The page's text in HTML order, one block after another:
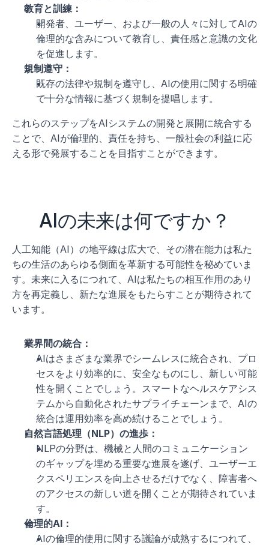
教育と訓練：
開発者、ユーザー、および一般の人々に対してAIの
倫理的な含みについて教育し、責任感と意識の文化
を促進します。
規制遵守：
既存の法律や規制を遵守し、AIの使用に関する明確
で十分な情報に基づく規制を提唱します。
これらのステップをAIシステムの開発と展開に統合する
ことで、AIが倫理的、責任を持ち、一般社会の利益に応
える形で発展することを目指すことができます。
AIの未来は何ですか？
人工知能（AI）の地平線は広大で、その潜在能力は私た
ちの生活のあらゆる側面を革新する可能性を秘めていま
す。未来に入るにつれて、AIは私たちの相互作用のあり
方を再定義し、新たな進展をもたらすことが期待されて
います。
業界間の統合：
AIはさまざまな業界でシームレスに統合され、プロ
セスをより効率的に、安全なものにし、新しい可能
性を開くことでしょう。スマートなヘルスケアシス
テムから自動化されたサプライチェーンまで、AIの
統合は運用効率を高め続けることでしょう。
自然言語処理（NLP）の進歩：
NLPの分野は、機械と人間のコミュニケーション
のギャップを埋める重要な進展を遂げ、ユーザーエ
クスペリエンスを向上させるだけでなく、障害者へ
のアクセスの新しい道を開くことが期待されていま
す。
倫理的AI：
AIの倫理的使用に関する議論が成熟するにつれて、